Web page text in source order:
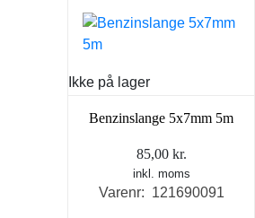
Ikke på lager
Benzinslange 5x7mm 5m
85,00 kr.
inkl. moms
Varenr: 121690091